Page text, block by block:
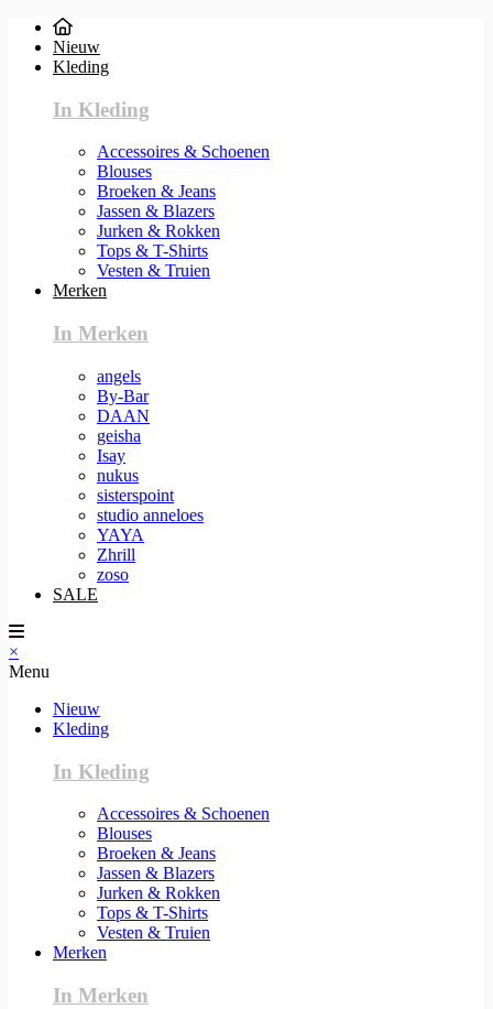
Nieuw
Kleding
In Kleding
Accessoires & Schoenen
Blouses
Broeken & Jeans
Jassen & Blazers
Jurken & Rokken
Tops & T-Shirts
Vesten & Truien
Merken
In Merken
angels
By-Bar
DAAN
geisha
Isay
nukus
sisterspoint
studio anneloes
YAYA
Zhrill
zoso
SALE
×
Menu
Nieuw
Kleding
In Kleding
Accessoires & Schoenen
Blouses
Broeken & Jeans
Jassen & Blazers
Jurken & Rokken
Tops & T-Shirts
Vesten & Truien
Merken
In Merken